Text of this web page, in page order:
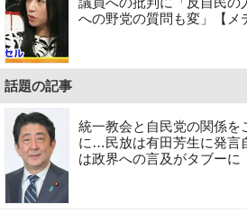
への野党の質問も変」【メ
話題の記事
統一教会と自民党の関係を
に…民放は有田芳生に発言
は政界への言及がタブーに